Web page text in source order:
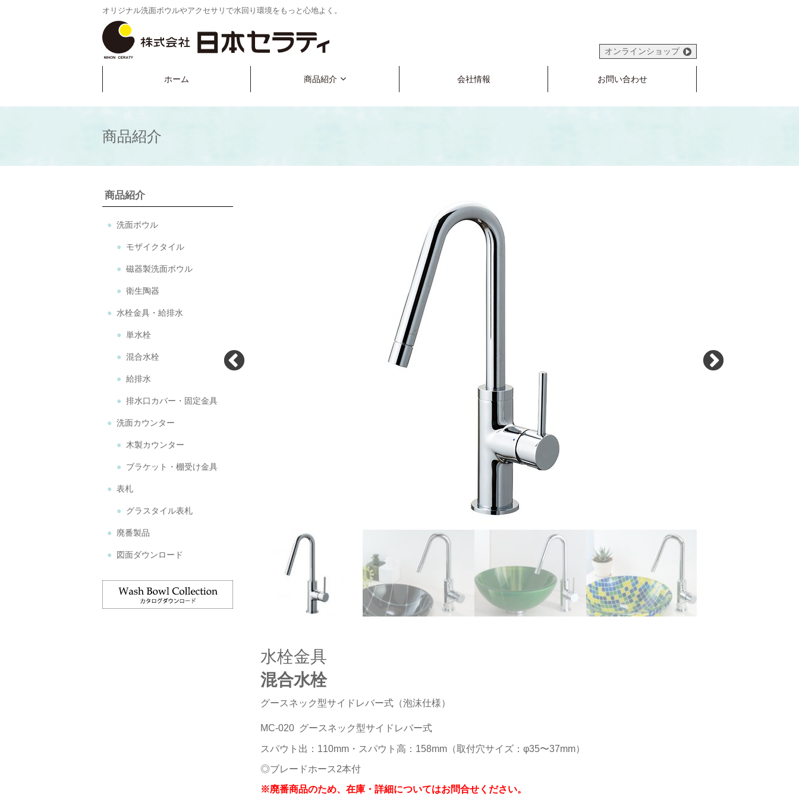
オリジナル洗面ボウルやアクセサリで水回り環境をもっと心地よく。
オンラインショップ
ホーム 商品紹介 会社情報 お問い合わせ
商品紹介
商品紹介
洗面ボウル
モザイクタイル
磁器製洗面ボウル
衛生陶器
水栓金具・給排水
単水栓
混合水栓
給排水
排水口カバー・固定金具
洗面カウンター
木製カウンター
ブラケット・棚受け金具
表札
グラスタイル表札
廃番製品
図面ダウンロード
水栓金具
混合水栓
グースネック型サイドレバー式（泡沫仕様）
MC-020 グースネック型サイドレバー式
スパウト出：110mm・スパウト高：158mm （取付穴サイズ：φ35〜37mm）
◎ブレードホース2本付
※廃番商品のため、在庫・詳細についてはお問合せください。